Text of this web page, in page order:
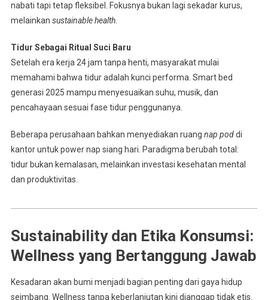
nabati tapi tetap fleksibel. Fokusnya bukan lagi sekadar kurus,
melainkan sustainable health.
Tidur Sebagai Ritual Suci Baru
Setelah era kerja 24 jam tanpa henti, masyarakat mulai
memahami bahwa tidur adalah kunci performa. Smart bed
generasi 2025 mampu menyesuaikan suhu, musik, dan
pencahayaan sesuai fase tidur penggunanya.
Beberapa perusahaan bahkan menyediakan ruang nap poddi
kantor untuk power nap siang hari. Paradigma berubah total:
tidur bukan kemalasan, melainkan investasi kesehatan mental
dan produktivitas.
Sustainability dan Etika Konsumsi:
Wellness yang Bertanggung Jawab
Kesadaran akan bumi menjadi bagian penting dari gaya hidup
seimbang. Wellness tanpa keberlanjutan kini dianggap tidak etis.